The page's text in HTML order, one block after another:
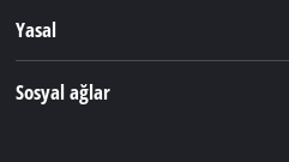
Hizmetler
Yasal
Sosyal ağlar